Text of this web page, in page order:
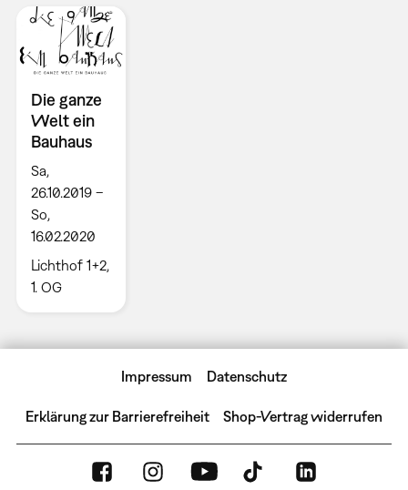
Die ganze
Welt ein
Bauhaus
Sa,
26.10.2019 –
So,
16.02.2020
Lichthof 1+2,
1. OG
Impressum Datenschutz
Erklärung zur Barrierefreiheit Shop-Vertrag widerrufen